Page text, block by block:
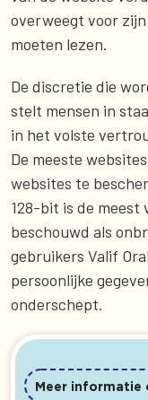
overweegt voor
moeten lezen.
De discretie die
stelt mensen in
in het volste
De meeste
websites te
128-bit is de
beschouwd als
gebruikers Valif
persoonlijke
onderschept.
Meer informatie